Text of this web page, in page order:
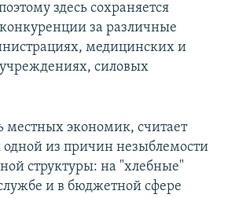
здесь сохраняется
за различные
медицинских и
силовых
местных экономик, считает
одной из причин незыблемости
структуры: на "хлебные"
и в бюджетной сфере